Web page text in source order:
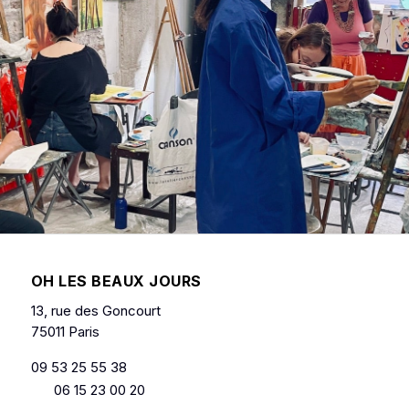
OH LES BEAUX JOURS
13, rue des Goncourt
75011 Paris
09 53 25 55 38
06 15 23 00 20